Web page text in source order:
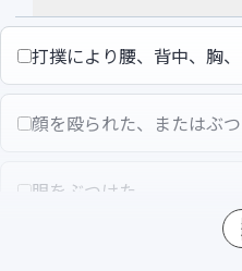
打撲により腰、背中、胸
顔を殴られた、またはぶ
眼をぶつけた